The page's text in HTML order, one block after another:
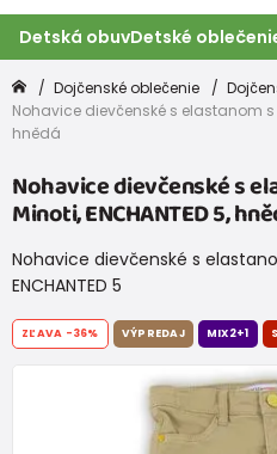
Detská obuvDetské
Dojčenské oblečenie
Nohavice dievčenské s elastanom s
hnědá
Nohavice dievčenské s
Minoti, ENCHANTED 5,
Nohavice dievčenské s
ENCHANTED 5
ZĽAVA -36% VÝPREDAJ MIX2+1